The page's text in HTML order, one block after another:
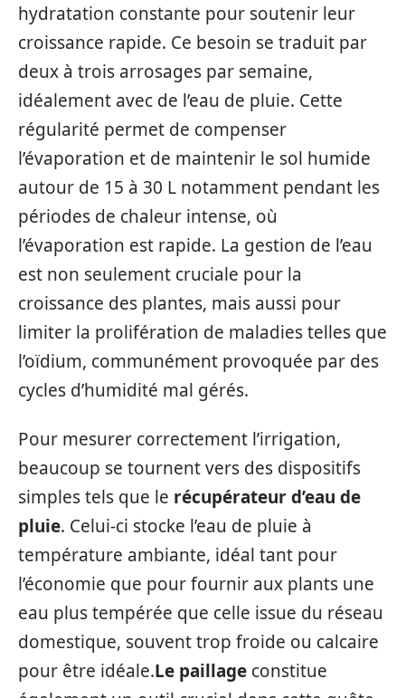
hydratation constante pour soutenir leur
croissance rapide. Ce besoin se traduit par
deux à trois arrosages par semaine,
idéalement avec de l’eau de pluie. Cette
régularité permet de compenser
l’évaporation et de maintenir le sol humide
autour de 15 à 30 L notamment pendant les
périodes de chaleur intense, où
l’évaporation est rapide. La gestion de l’eau
est non seulement cruciale pour la
croissance des plantes, mais aussi pour
limiter la prolifération de maladies telles que
l’oïdium, communément provoquée par des
cycles d’humidité mal gérés.
Pour mesurer correctement l’irrigation,
beaucoup se tournent vers des dispositifs
simples tels que le récupérateur d’eau de
pluie. Celui-ci stocke l’eau de pluie à
température ambiante, idéal tant pour
l’économie que pour fournir aux plants une
eau plus tempérée que celle issue du réseau
domestique, souvent trop froide ou calcaire
pour être idéale.Le paillage constitue